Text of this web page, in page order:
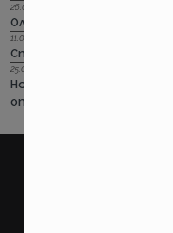
26.07.2018 г.
Олимпик са вече без
11.05.2018 г.
Спираме Олимпик
25.01.2018 г.
Нова вълна на
от следващата седмица